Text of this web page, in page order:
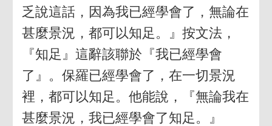
乏說這話，因為我已經學會了，無論在
甚麼景況，都可以知足。』按文法，
『知足』這辭該聯於『我已經學會
了』。保羅已經學會了，在一切景況
裡，都可以知足。他能說，『無論我在
甚麼景況，我已經學會了知足。』